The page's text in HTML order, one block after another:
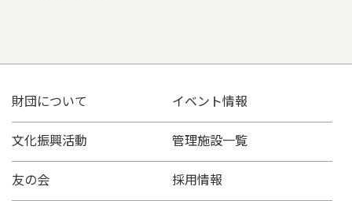
財団について イベント情報
文化振興活動 管理施設一覧
友の会 採用情報